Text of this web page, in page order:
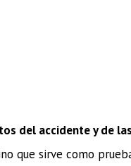
del accidente y de
que sirve como